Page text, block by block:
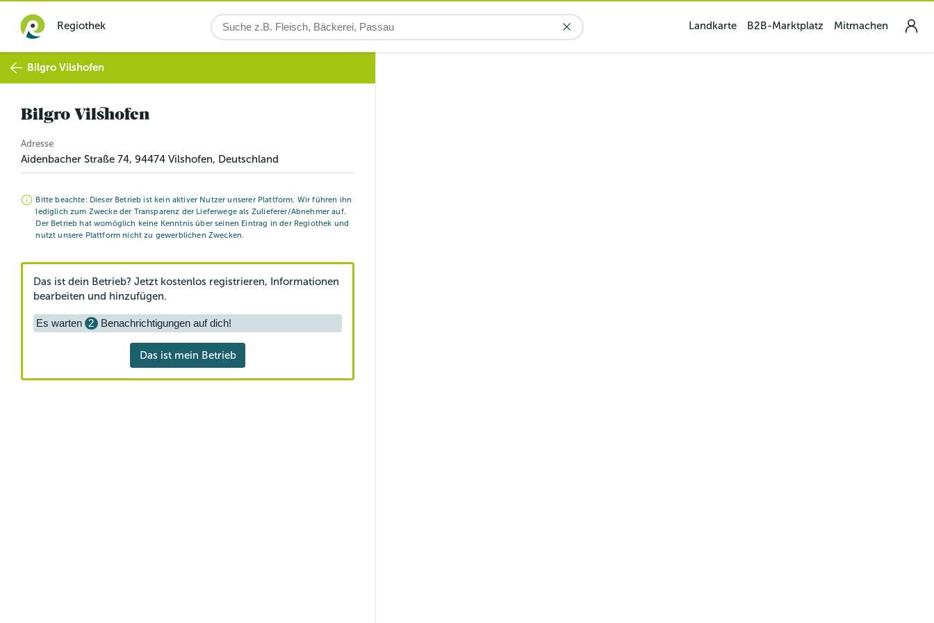
Regiothek Landkarte B2B-Marktplatz Mitmachen
Bilgro Vilshofen
Bilgro Vilshofen
Adresse
Aidenbacher Straße 74, 94474 Vilshofen, Deutschland
Bitte beachte: Dieser Betrieb ist kein aktiver Nutzer unserer Plattform. Wir führen ihn
lediglich zum Zwecke der Transparenz der Lieferwege als Zulieferer/Abnehmer auf.
Der Betrieb hat womöglich keine Kenntnis über seinen Eintrag in der Regiothek und
nutzt unsere Plattform nicht zu gewerblichen Zwecken.
Das ist dein Betrieb? Jetzt kostenlos registrieren, Informationen
bearbeiten und hinzufügen.
Es warten 2 Benachrichtigungen auf dich!
Das ist mein Betrieb